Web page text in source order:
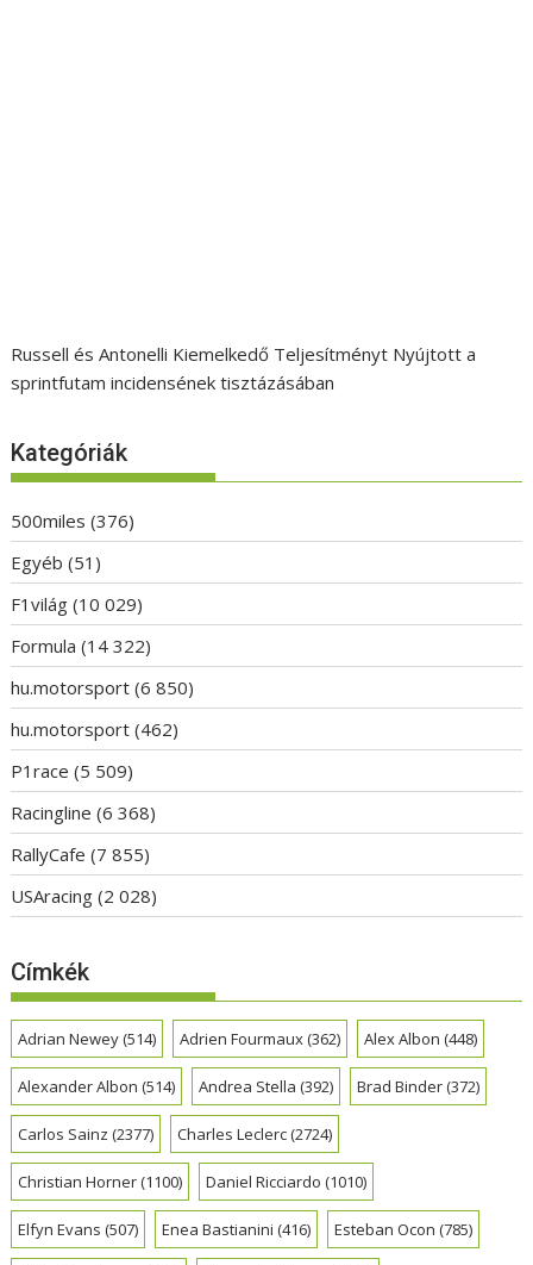
Russell és Antonelli Kiemelkedő Teljesítményt Nyújtott a
sprintfutam incidensének tisztázásában
Kategóriák
500miles (376)
Egyéb (51)
F1világ (10 029)
Formula (14 322)
hu.motorsport (6 850)
hu.motorsport (462)
P1race (5 509)
Racingline (6 368)
RallyCafe (7 855)
USAracing (2 028)
Címkék
Adrian Newey(514) Adrien Fourmaux(362) Alex Albon (448)
Alexander Albon (514) Andrea Stella (392) Brad Binder(372)
Carlos Sainz (2377) Charles Leclerc(2724)
Christian Horner(1100) Daniel Ricciardo (1010)
Elfyn Evans (507) Enea Bastianini (416) Esteban Ocon (785)